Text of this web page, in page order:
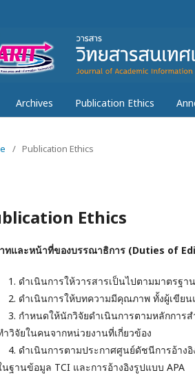
Archives Publication Ethics
/ Publication Ethics
Ethics
ทและหน้าที่ของบรรณาธิการ (Duties of
ำเนินการให้วารสารเป็นไปตามมาตรฐาน
ำเนินการให้บทความมีคุณภาพ ทั้งผู้เขียนแ
ำหนดให้นักวิจัยดำเนินการตามหลักการสำ
ำวิจัยในคนจากหน่วยงานที่เกี่ยวข้อง
ำเนินการตามประกาศศูนย์ดัชนีการอ้างอิง
นฐานข้อมูล TCI และการอ้างอิงรูปแบบ APA